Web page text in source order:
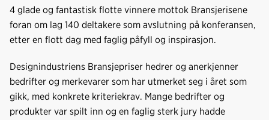
e
b
o
k
k
e
n
o
s
4 glade og fantastisk flotte vinnere mottok Bransjerisene
foran om lag 140 deltakere som avslutning på konferansen,
etter en flott dag med faglig påfyll og inspirasjon.
Designindustriens Bransjepriser hedrer og anerkjenner
bedrifter og merkevarer som har utmerket seg i året som
gikk, med konkrete kriteriekrav. Mange bedrifter og
produkter var spilt inn og en faglig sterk jury hadde